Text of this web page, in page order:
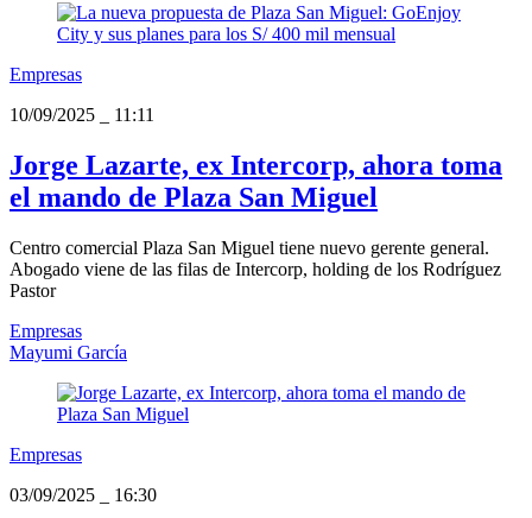
Empresas
10/09/2025
11:11
Jorge Lazarte, ex Intercorp, ahora toma
el mando de Plaza San Miguel
Centro comercial Plaza San Miguel tiene nuevo gerente general.
Abogado viene de las filas de Intercorp, holding de los Rodríguez
Pastor
Empresas
Mayumi García
Empresas
03/09/2025
16:30